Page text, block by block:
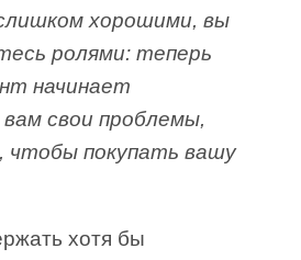
хорошими, вы
ролями: теперь
начинает
свои проблемы,
чтобы покупать вашу
хотя бы